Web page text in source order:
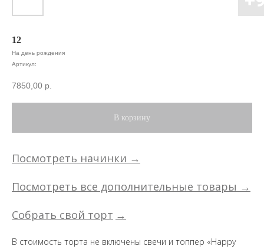
12
На день рождения
Артикул:
7850,00 р.
В корзину
Посмотреть начинки →
Посмотреть все дополнительные товары →
Собрать свой торт →
В стоимость торта не включены свечи и топпер «Happy